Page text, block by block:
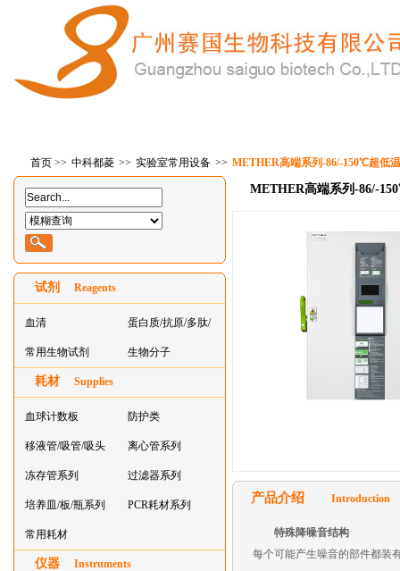
首页 >> 中科都菱 >> 实验室常用设备 >> METHER高端系列-86/-150℃超低
试剂 Reagents
血清 蛋白质/抗原/多肽/
酶
常用生物试剂 生物分子
耗材 Supplies
血球计数板 防护类
移液管/吸管/吸头
系列
离心管系列
冻存管系列 过滤器系列
培养皿/板/瓶系列 PCR耗材系列
常用耗材
仪器 Instruments
METHER高端系列-86/-
产品介绍 Introduction
特殊降噪音结构
每个可能产生噪音的部件都装